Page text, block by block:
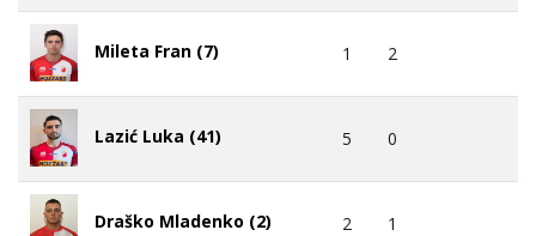
Mileta Fran (7) 1 2
Lazić Luka (41) 5 0
Draško Mladenko (2) 2 1